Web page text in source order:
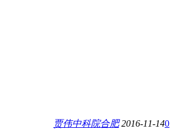
贾伟中科院合肥 2016-11-140